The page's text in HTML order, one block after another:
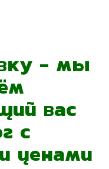
- мы
вас
с
ценами